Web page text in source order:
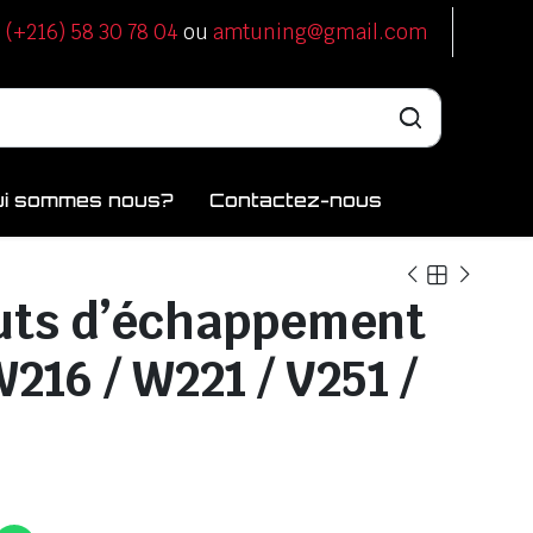
(+216) 58 30 78 04 ou amtuning@gmail.com
sommes nous? Contactez-nous
d’échappement
/ W221 / V251 /